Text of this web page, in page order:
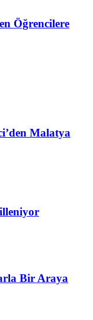
Öğrencilere
Malatya
Bir Araya